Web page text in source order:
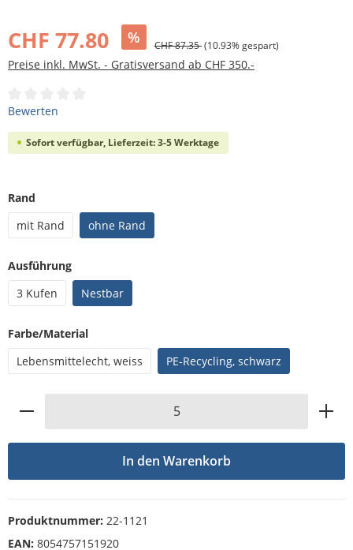
CHF 77.80 % CHF 87.35(10.93% gespart)
Preise inkl. MwSt. - Gratisversand ab CHF 350.-
Durchschnittliche Bewertung von 0 von 5 Sternen
Bewerten
Sofort verfügbar, Lieferzeit: 3-5 Werktage
Rand
mit Rand
ohne Rand
Ausführungauswählen
3 Kufen
Nestbar
Farbe/Materialauswählen
Lebensmittelecht, weiss
PE-Recycling, schwarz
Produkt Anzahl: Gib den gewünschten
In den Warenkorb
Produktnummer: 22-1121
EAN: 8054757151920